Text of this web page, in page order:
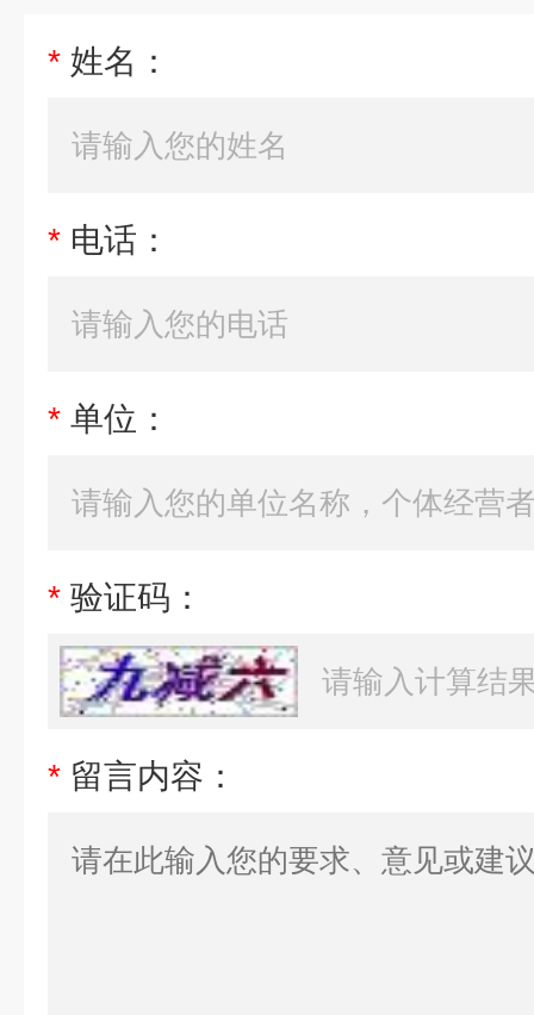
* 姓名：
* 电话：
* 单位：
* 验证码：
* 留言内容：